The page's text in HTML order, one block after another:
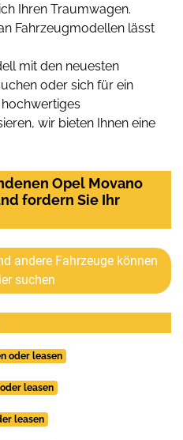
Ihren Traumwagen.
Fahrzeugmodellen lässt
mit den neuesten
oder sich für ein
wir bieten Ihnen eine
Opel Movano
fordern Sie Ihr
andere Fahrzeuge können
suchen
oder leasen
leasen
leasen